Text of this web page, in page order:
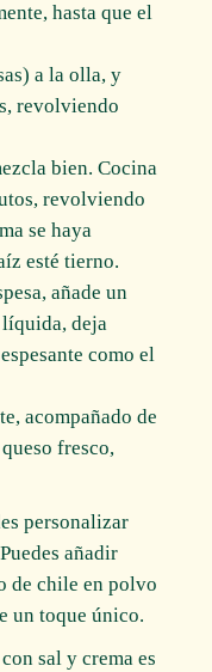
hasta que el
a la olla, y
revolviendo
bien. Cocina
revolviendo
se haya
esté tierno.
añade un
líquida, deja
como el
acompañado de
fresco,
personalizar
añadir
de chile en polvo
un toque único.
sal y crema es